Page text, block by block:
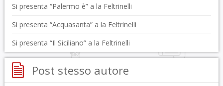
Si presenta “Palermo è” a la Feltrinelli
Si presenta “Acquasanta” a la Feltrinelli
Si presenta “Il Siciliano” a la Feltrinelli
Post stesso autore